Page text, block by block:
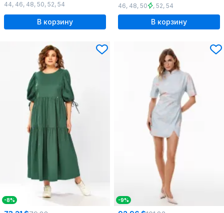
44, 46, 48, 50, 52, 54
В корзину
46, 48, 50 , 52, 54
В корзину
-8% -9%